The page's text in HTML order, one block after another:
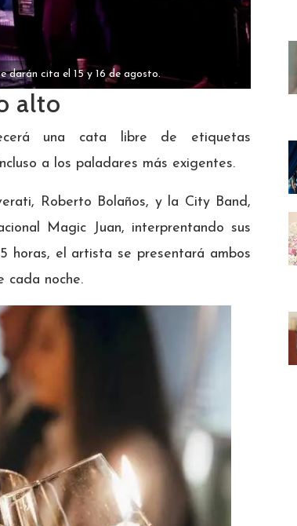
darán cita el 15 y 16 de agosto.
alto
una cata libre de etiquetas
a los paladares más exigentes.
Roberto Bolaños, y la City Band,
Magic Juan, interprentando sus
horas, el artista se presentará ambos
cada noche.